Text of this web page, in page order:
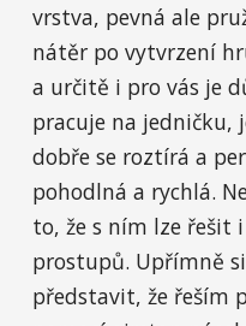
vrstva, pevná ale
nátěr po vytvrzení
a určitě i pro vás je
pracuje na jedničku,
dobře se roztírá a
pohodlná a rychlá.
to, že s ním lze řešit
prostupů. Upřímně
představit, že řeším